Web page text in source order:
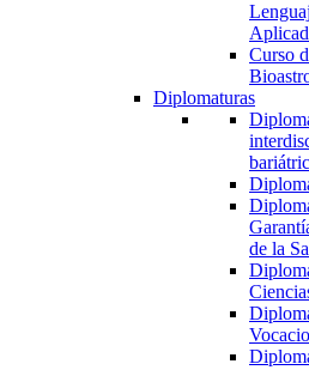
Curso
Diplomaturas
de la